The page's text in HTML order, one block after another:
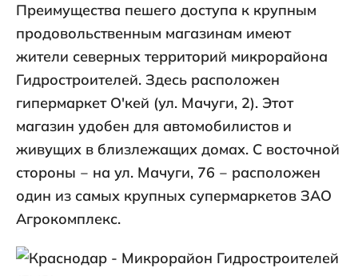
Преимущества пешего доступа к крупным
продовольственным магазинам имеют
жители северных территорий микрорайона
Гидростроителей. Здесь расположен
гипермаркет О'кей (ул. Мачуги, 2). Этот
магазин удобен для автомобилистов и
живущих в близлежащих домах. С восточной
стороны ‒ на ул. Мачуги, 76 ‒ расположен
один из самых крупных супермаркетов ЗАО
Агрокомплекс.